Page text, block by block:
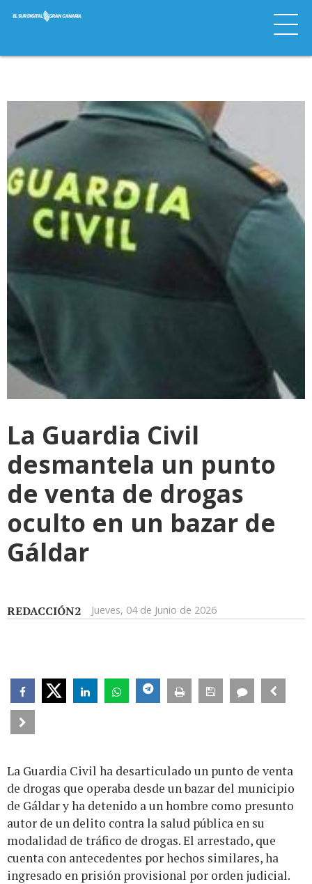
La Guardia Civil
desmantela un punto
de venta de drogas
oculto en un bazar de
Gáldar
REDACCIÓN2 Jueves, 04 de Junio de 2026
La Guardia Civil ha desarticulado un punto de venta
de drogas que operaba desde un bazar del municipio
de Gáldar y ha detenido a un hombre como presunto
autor de un delito contra la salud pública en su
modalidad de tráfico de drogas. El arrestado, que
cuenta con antecedentes por hechos similares, ha
ingresado en prisión provisional por orden judicial.